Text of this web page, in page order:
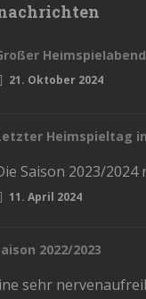
Heimspielabend
21. Oktober 2024
11. April 2024
2022/2023